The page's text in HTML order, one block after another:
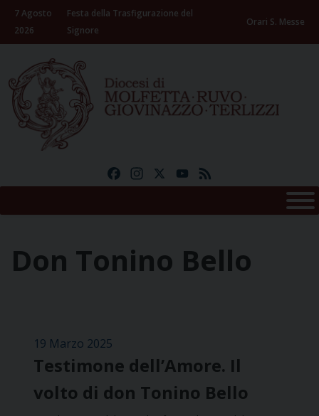
Skip
content
7 Agosto
2026
Festa della Trasfigurazione del
Signore
Orari S. Messe
FacebookInstagramYouTube
Don Tonino Bello
19 Marzo 2025
Testimone dell’Amore. Il
volto di don Tonino Bello